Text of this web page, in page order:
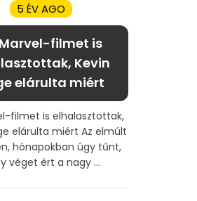
5 ÉV AGO
filmet is
Kevin
elárulta miért
filmet is elhalasztottak,
elárulta miért Az elmúlt
hónapokban úgy tűnt,
véget ért a nagy ...